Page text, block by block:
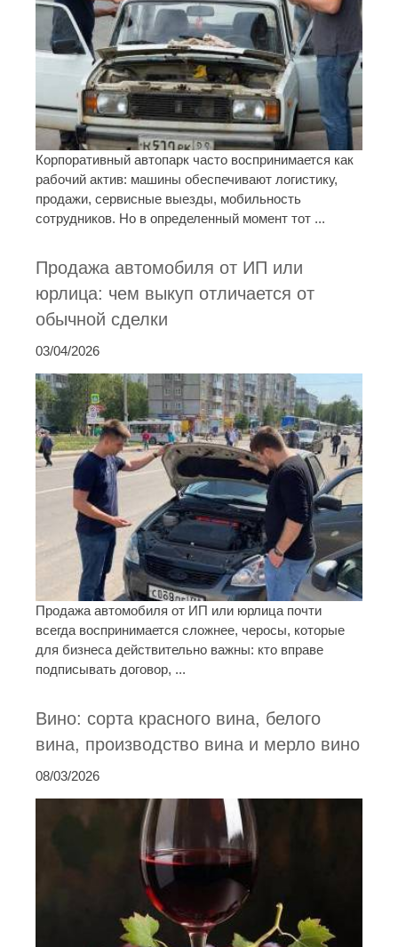
Корпоративный автопарк часто воспринимается как
рабочий актив: машины обеспечивают логистику,
продажи, сервисные выезды, мобильность
сотрудников. Но в определенный момент тот ...
Продажа автомобиля от ИП или
юрлица: чем выкуп отличается от
обычной сделки
03/04/2026
Продажа автомобиля от ИП или юрлица почти
всегда воспринимается сложнее, черосы, которые
для бизнеса действительно важны: кто вправе
подписывать договор, ...
Вино: сорта красного вина, белого
вина, производство вина и мерло вино
08/03/2026